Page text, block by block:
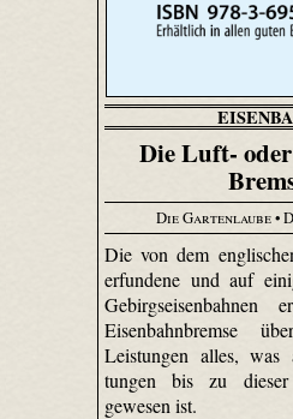
Die Luft-
Die Gartenlaube•
Die von dem
erfundene und auf
Gebirgseisenbahnen
Eisenbahnbremse
Leistungen alles,
tungen bis zu dieser
gewesen ist.